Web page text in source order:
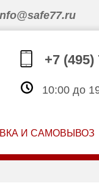
+7 (495)
10:00 до
И САМОВЫВОЗ